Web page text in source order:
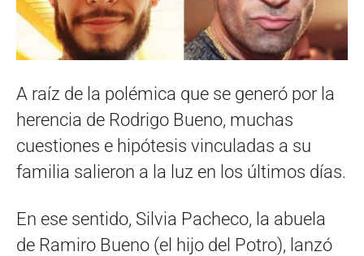
A raíz de la polémica que se generó por la
herencia de Rodrigo Bueno, muchas
cuestiones e hipótesis vinculadas a su
familia salieron a la luz en los últimos días.
En ese sentido, Silvia Pacheco, la abuela
de Ramiro Bueno (el hijo del Potro), lanzó